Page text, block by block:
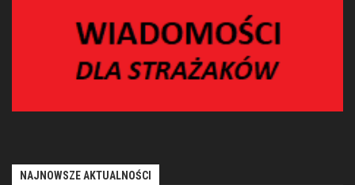
NAJNOWSZE AKTUALNOŚCI